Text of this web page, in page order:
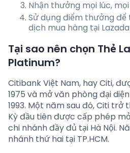
Nhận thưởng mọi lúc,
Sử dụng điểm thưởng
dịch mua hàng tại
Tại sao nên chọn Thẻ
Platinum?
Citibank Việt Nam, hay Citi,
1975 và mở văn phòng đại
1993. Một năm sau đó, Citi trở
Kỳ đầu tiên được cấp phép
chi nhánh đầy đủ tại Hà Nội.
nhánh thứ hai tại TP.HCM.